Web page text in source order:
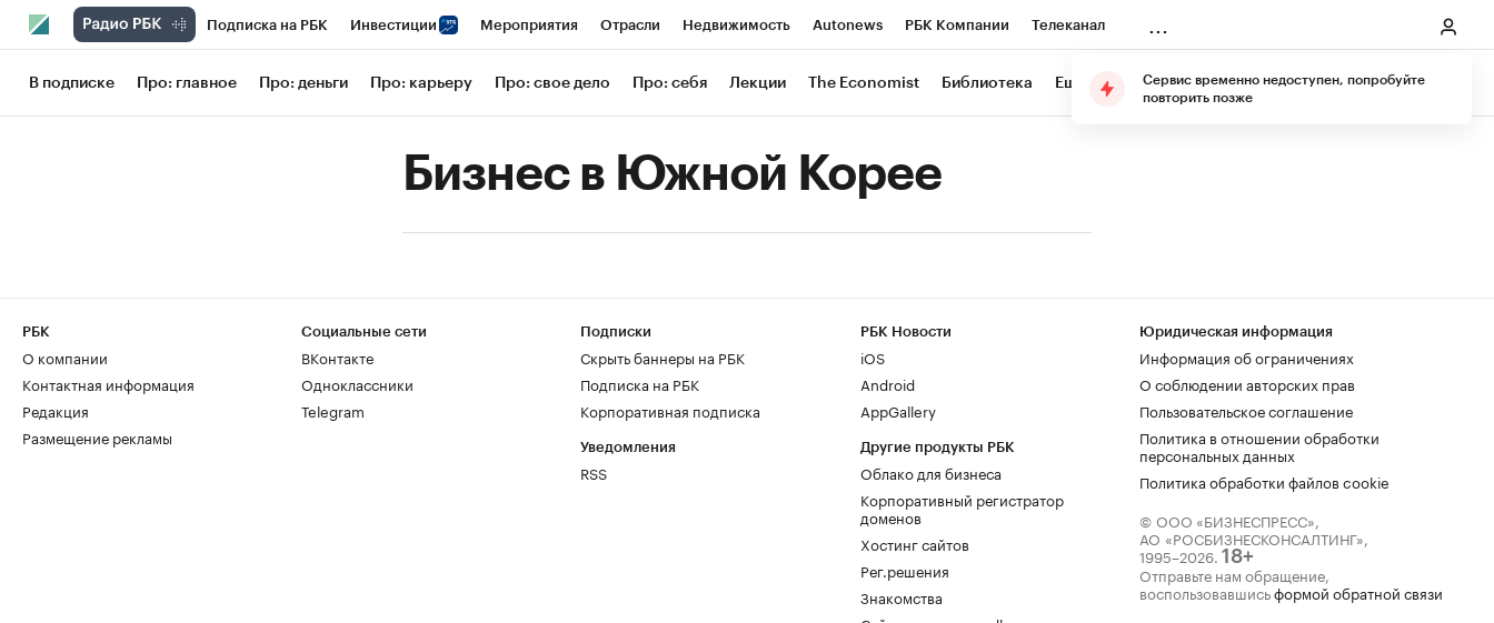
Подписка на РБК Инвестиции Мероприятия Отрасли Недвижимость Autonews РБК Компании Телеканал
РБК Вино Школа управления РБК РБК Образование РБК Курсы РБК Life Тренды Визионеры
Франшизы Газета Спецпроекты СПб Конференции СПб Спецпроекты
В подписке Про: главное Про: деньги Про: карьеру Про: свое дело Про: себя Лекции The Economist Библиотека Еще Подарите подписку
Бизнес в Южной Корее
РБК
О компании
Контактная информация
Редакция
Размещение рекламы
Социальные сети
ВКонтакте
Одноклассники
Telegram
Подписки
Скрыть баннеры на РБК
Подписка на РБК
Корпоративная подписка
Уведомления
RSS
РБК Новости
iOS
Android
AppGallery
Другие продукты РБК
Облако для бизнеса
Корпоративный регистратор
доменов
Хостинг сайтов
Рег.решения
Знакомства
Юридическая информация
Информация об ограничениях
О соблюдении авторских прав
Пользовательское соглашение
Политика в отношении обработки
персональных данных
Политика обработки файлов cookie
© ООО «БИЗНЕСПРЕСС»,
АО «РОСБИЗНЕСКОНСАЛТИНГ»,
1995–2026. 18+
Отправьте нам обращение,
воспользовавшисьформой обратной связи
Сервис временно недоступен, попробуйте
повторить позже